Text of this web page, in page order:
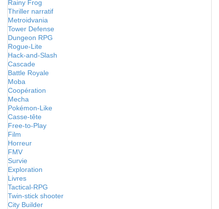
Rainy Frog
Thriller narratif
Metroidvania
Tower Defense
Dungeon RPG
Rogue-Lite
Hack-and-Slash
Cascade
Battle Royale
Moba
Coopération
Mecha
Pokémon-Like
Casse-tête
Free-to-Play
Film
Horreur
FMV
Survie
Exploration
Livres
Tactical-RPG
Twin-stick shooter
City Builder